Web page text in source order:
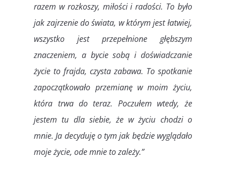
razem w rozkoszy, miłości i radości. To było
jak zajrzenie do świata, w którym jest łatwiej,
wszystko jest przepełnione głębszym
znaczeniem, a bycie sobą i doświadczanie
życie to frajda, czysta zabawa. To spotkanie
zapoczątkowało przemianę w moim życiu,
która trwa do teraz. Poczułem wtedy, że
jestem tu dla siebie, że w życiu chodzi o
mnie. Ja decyduję o tym jak będzie wyglądało
moje życie, ode mnie to zależy.”